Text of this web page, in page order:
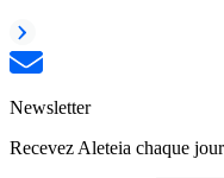
Newsletter
Recevez Aleteia chaque